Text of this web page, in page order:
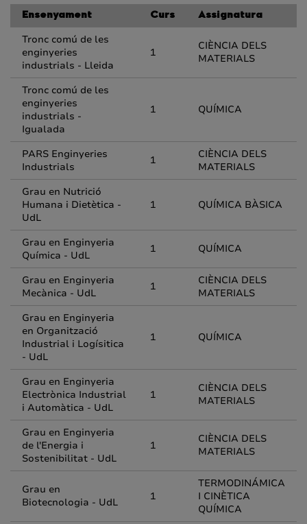
Ensenyament Curs Assignatura
Tronc comú de les
enginyeries
industrials - Lleida
1
CIÈNCIA DELS
MATERIALS
Tronc comú de les
enginyeries
industrials -
Igualada
1 QUÍMICA
PARS Enginyeries
Industrials
1
CIÈNCIA DELS
MATERIALS
Grau en Nutrició
Humana i Dietètica -
UdL
1 QUÍMICA BÀSICA
Grau en Enginyeria
Química - UdL
1 QUÍMICA
Grau en Enginyeria
Mecànica - UdL
1
CIÈNCIA DELS
MATERIALS
Grau en Enginyeria
en Organització
Industrial i Logísitica
- UdL
1 QUÍMICA
Grau en Enginyeria
Electrònica Industrial
i Automàtica - UdL
1
CIÈNCIA DELS
MATERIALS
Grau en Enginyeria
de l'Energia i
Sostenibilitat - UdL
1
CIÈNCIA DELS
MATERIALS
Grau en
Biotecnologia - UdL
1
TERMODINÁMICA
I CINÈTICA
QUÍMICA